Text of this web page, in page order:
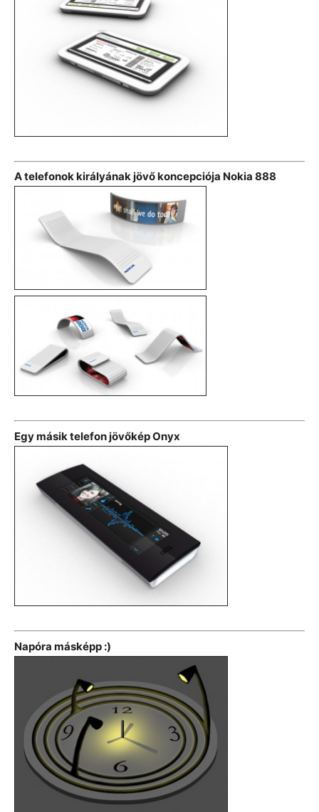
A telefonok királyának jövő koncepciója Nokia 888
Egy másik telefon jövőkép Onyx
Napóra másképp :)